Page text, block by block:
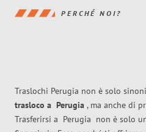
PERCHÉ NOI?
Traslochi Perugia non è solo
trasloco a Perugia , ma anche di
Trasferirsi a Perugia non è solo